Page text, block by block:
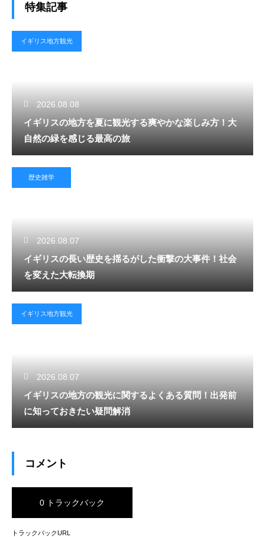
特集記事
イギリス地方観光
2026.08.08
イギリスの地方を夏に観光する爽やかな楽しみ方！大
自然の緑を感じる最高の旅
歴史雑学
2026.08.07
イギリスの長い歴史を揺るがした衝撃の大事件！社会
を変えた大転換期
イギリス地方観光
2026.08.07
イギリスの地方の観光に関するよくある質問！出発前
に知っておきたい疑問解消
コメント
0 トラックバック
トラックバックURL